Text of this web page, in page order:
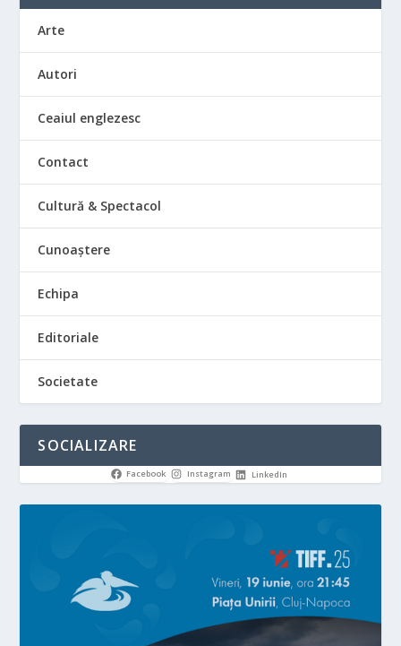
Arte
Autori
Ceaiul englezesc
Contact
Cultură & Spectacol
Cunoaștere
Echipa
Editoriale
Societate
SOCIALIZARE
Facebook Instagram LinkedIn